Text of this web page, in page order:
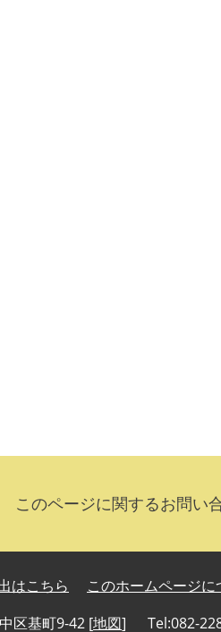
このページに関するお問い
はこちら このホームページに
区基町9-42 [地図] Tel:082-